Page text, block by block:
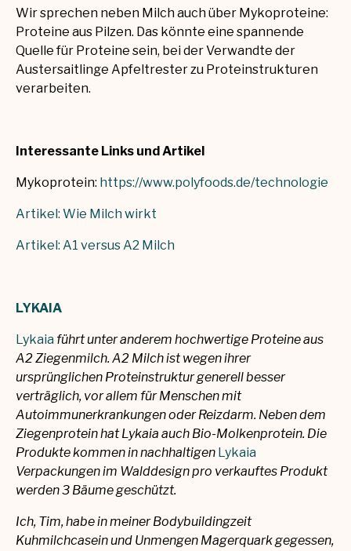
Wir sprechen neben Milch auch über Mykoproteine:
Proteine aus Pilzen. Das könnte eine spannende
Quelle für Proteine sein, bei der Verwandte der
Austersaitlinge Apfeltrester zu Proteinstrukturen
verarbeiten.
Interessante Links und Artikel
Mykoprotein: https://www.polyfoods.de/technologie
Artikel: Wie Milch wirkt
Artikel: A1 versus A2 Milch
LYKAIA
Lykaia führt unter anderem hochwertige Proteine aus
A2 Ziegenmilch. A2 Milch ist wegen ihrer
ursprünglichen Proteinstruktur generell besser
verträglich, vor allem für Menschen mit
Autoimmunerkrankungen oder Reizdarm. Neben dem
Ziegenprotein hat Lykaia auch Bio-Molkenprotein. Die
Produkte kommen in nachhaltigen Lykaia
Verpackungen im Walddesign pro verkauftes Produkt
werden 3 Bäume geschützt.
Ich, Tim, habe in meiner Bodybuildingzeit
Kuhmilchcasein und Unmengen Magerquark gegessen,